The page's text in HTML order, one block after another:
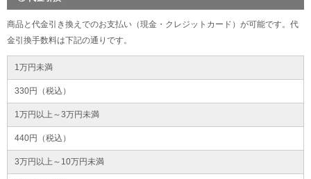
商品と代金引き換えでのお支払い（現金・クレジットカード）が可能です。代
金引換手数料は下記の通りです。
1万円未満
330円（税込）
1万円以上～3万円未満
440円（税込）
3万円以上～10万円未満